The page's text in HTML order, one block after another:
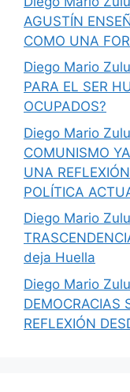
AGUSTÍN
COMO UNA
Diego Mario
PARA EL SER
OCUPADOS?
Diego Mario
COMUNISMO
UNA
POLÍTICA
Diego Mario
deja Huella
Diego Mario
DEMOCRACIAS
REFLEXIÓN